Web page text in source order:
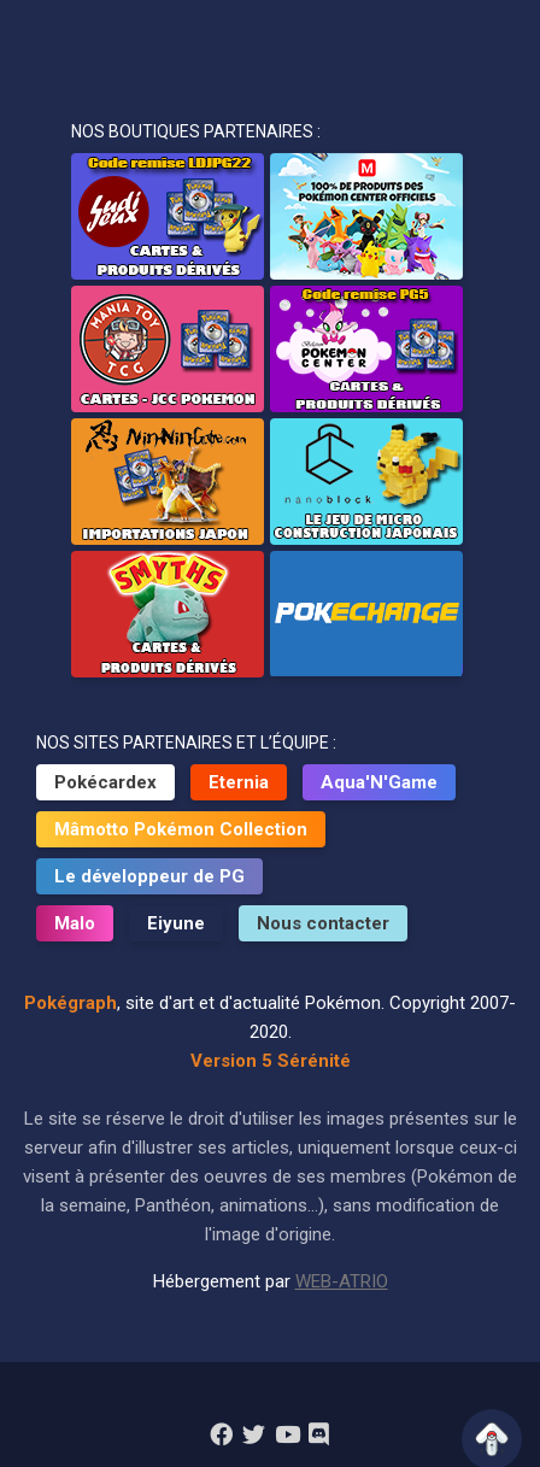
NOS BOUTIQUES PARTENAIRES :
NOS SITES PARTENAIRES ET L’ÉQUIPE :
Pokécardex Eternia Aqua'N'Game
Mâmotto Pokémon Collection
Le développeur de PG
Malo Eiyune Nous contacter
Pokégraph, site d'art et d'actualité Pokémon. Copyright 2007-
2020.
Version 5 Sérénité
Le site se réserve le droit d'utiliser les images présentes sur le
serveur afin d'illustrer ses articles, uniquement lorsque ceux-ci
visent à présenter des oeuvres de ses membres (Pokémon de
la semaine, Panthéon, animations...), sans modification de
l'image d'origine.
Hébergement par WEB-ATRIO